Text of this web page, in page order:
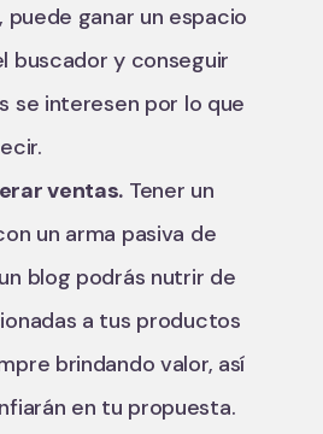
puede ganar un espacio
buscador y conseguir
se interesen por lo que
ventas. Tener un
un arma pasiva de
blog podrás nutrir de
a tus productos
brindando valor, así
en tu propuesta.